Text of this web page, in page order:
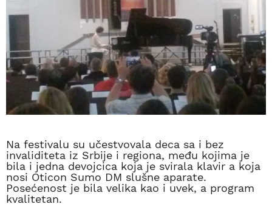
Na festivalu su učestvovala deca sa i bez
invaliditeta iz Srbije i regiona, među kojima je
bila i jedna devojcica koja je svirala klavir a koja
nosi Oticon Sumo DM slušne aparate.
Posećenost je bila velika kao i uvek, a program
kvalitetan.